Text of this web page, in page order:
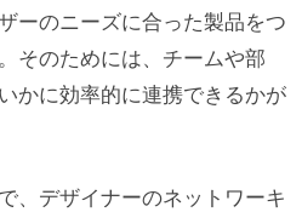
ーのニーズに合った製品をつ
そのためには、 チームや部
かに効率的に連携できるかが
、デザイナーのネットワーキ